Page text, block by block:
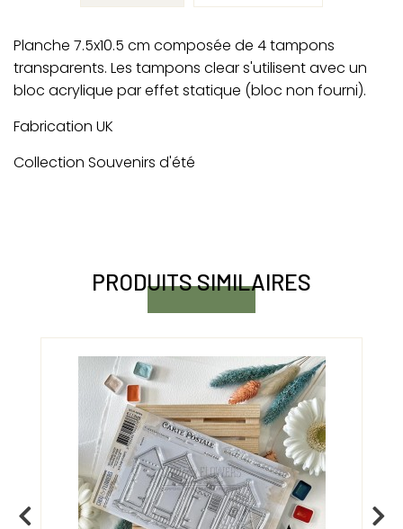
Planche 7.5x10.5 cm composée de 4 tampons
transparents. Les tampons clear s'utilisent avec un
bloc acrylique par effet statique (bloc non fourni).
Fabrication UK
Collection Souvenirs d'été
PRODUITS SIMILAIRES